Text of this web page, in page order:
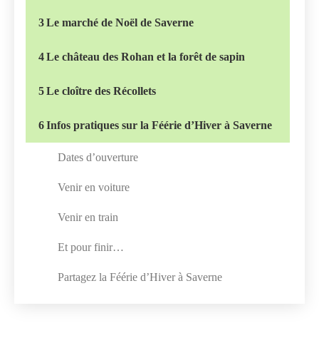
3Le marché de Noël de Saverne
4Le château des Rohan et la forêt de sapin
5Le cloître des Récollets
6Infos pratiques sur la Féérie d’Hiver à Saverne
Dates d’ouverture
Venir en voiture
Venir en train
Et pour finir…
Partagez la Féérie d’Hiver à Saverne